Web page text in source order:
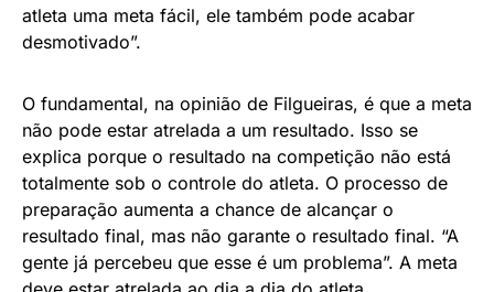
atleta uma meta fácil, ele também pode acabar
desmotivado”.
O fundamental, na opinião de Filgueiras, é que a meta
não pode estar atrelada a um resultado. Isso se
explica porque o resultado na competição não está
totalmente sob o controle do atleta. O processo de
preparação aumenta a chance de alcançar o
resultado final, mas não garante o resultado final. “A
gente já percebeu que esse é um problema”. A meta